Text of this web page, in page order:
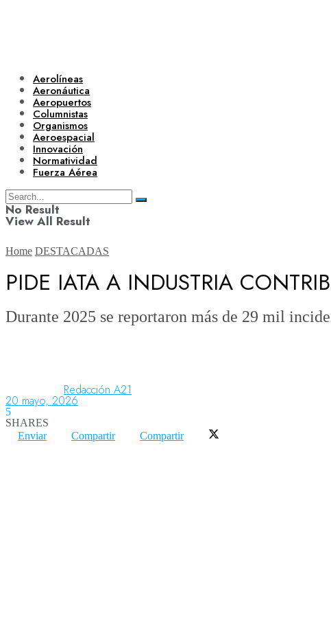
Aerolíneas
Aeronáutica
Aeropuertos
Columnistas
Organismos
Aeroespacial
Innovación
Normatividad
Fuerza Aérea
No Result
View All Result
Aeropuertos
Home DESTACADAS
PIDE IATA A INDUSTRIA
Durante 2025 se reportaron más de 29 mil
Redacción A21
20 mayo, 2026
5
SHARES
Enviar
Compartir Compartir